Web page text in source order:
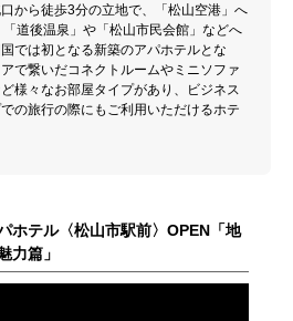
から徒歩3分の立地で、「松山空港」へ
道後温泉」や「松山市民会館」などへ
では初となる新築のアパホテルとな
で繋いだコネクトルームやミニソファ
様々なお部屋タイプがあり、ビジネス
の旅行の際にもご利用いただけるホテ
ホテル〈松山市駅前〉OPEN「地
力篇」